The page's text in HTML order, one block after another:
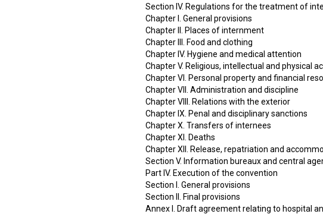
Section IV. Regulations for the treatment of
Chapter I. General provisions
Chapter II. Places of internment
Chapter III. Food and clothing
Chapter IV. Hygiene and medical attention
Chapter V. Religious, intellectual and physical
Chapter VI. Personal property and financial
Chapter VII. Administration and discipline
Chapter VIII. Relations with the exterior
Chapter IX. Penal and disciplinary sanctions
Chapter X. Transfers of internees
Chapter XI. Deaths
Chapter XII. Release, repatriation and
Section V. Information bureaux and central
Part IV. Execution of the convention
Section I. General provisions
Section II. Final provisions
Annex I. Draft agreement relating to hospital